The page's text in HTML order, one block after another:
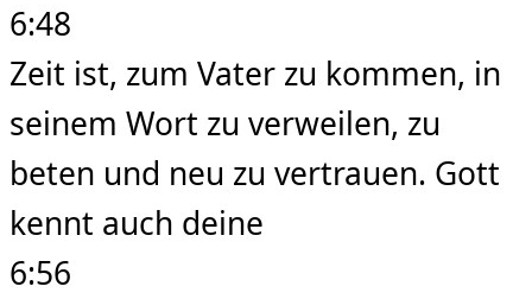
6:48
Zeit ist, zum Vater zu kommen, in
seinem Wort zu verweilen, zu
beten und neu zu vertrauen. Gott
kennt auch deine
6:56